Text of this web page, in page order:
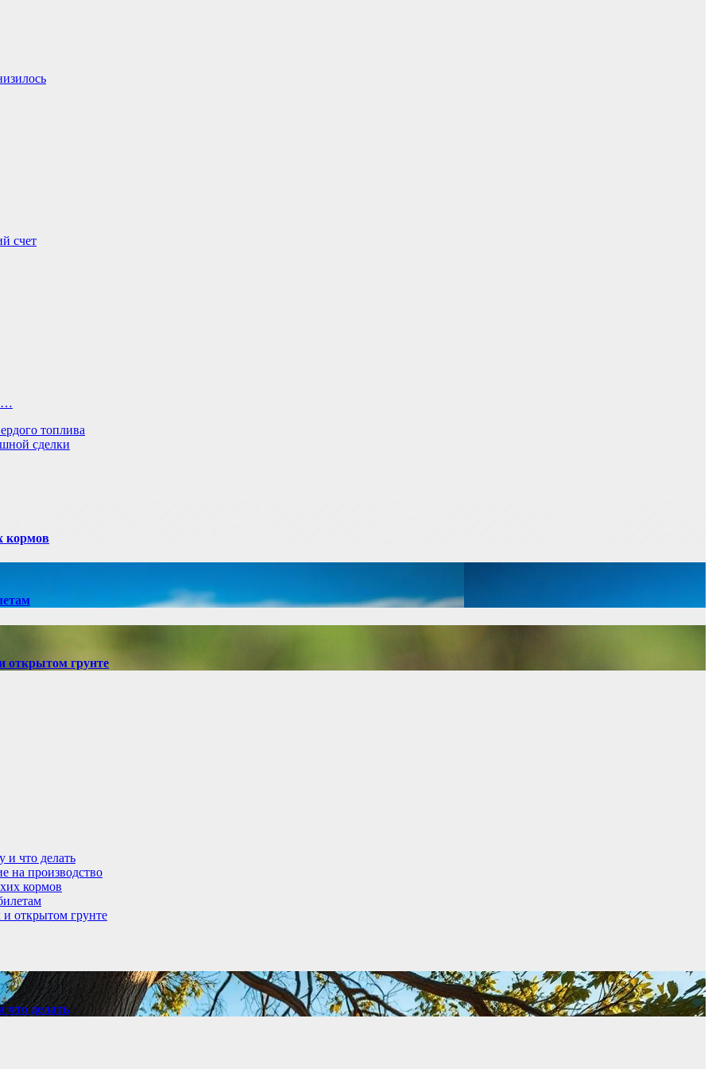
счет
топлива
сделки
кормов
открытом грунте
и что делать
на производство
кормов
открытом грунте
что делать